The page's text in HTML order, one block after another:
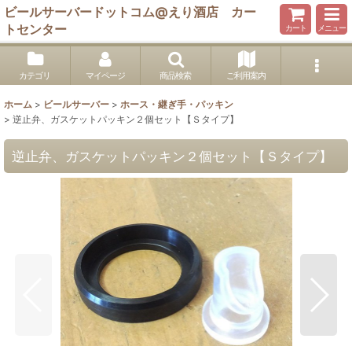
ビールサーバードットコム@えり酒店 カー
トセンター
カート メニュー
カテゴリ マイページ 商品検索 ご利用案内
ホーム > ビールサーバー > ホース・継ぎ手・パッキン
> 逆止弁、ガスケットパッキン２個セット【Ｓタイプ】
逆止弁、ガスケットパッキン２個セット【Ｓタイプ】